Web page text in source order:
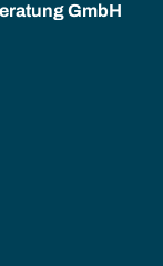
GmbH